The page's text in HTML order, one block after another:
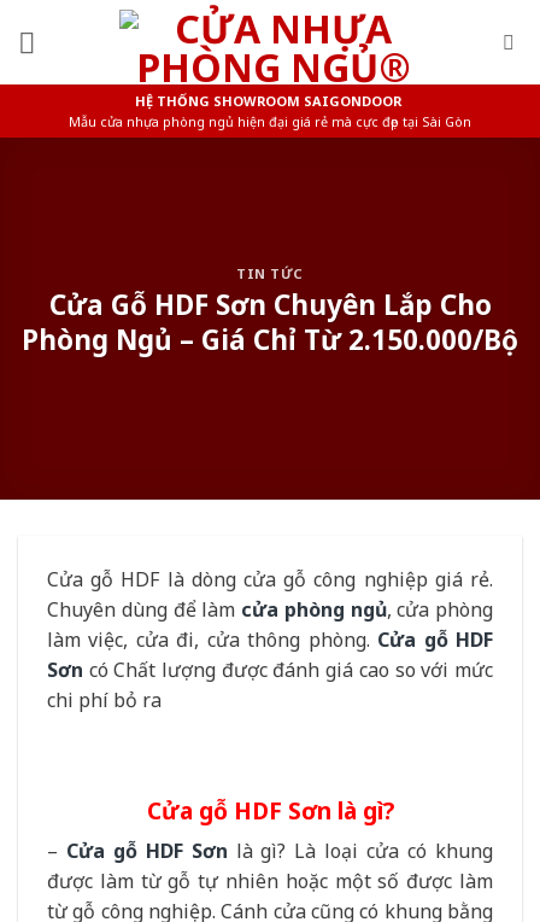
HỆ THỐNG SHOWROOM SAIGONDOOR
Mẫu cửa nhựa phòng ngủ hiện đại giá rẻ mà cực đẹp tại Sài Gòn
TIN TỨC
Cửa Gỗ HDF Sơn Chuyên Lắp Cho
Phòng Ngủ – Giá Chỉ Từ 2.150.000/Bộ
Cửa gỗ HDF là dòng cửa gỗ công nghiệp giá rẻ.
Chuyên dùng để làm cửa phòng ngủ, cửa phòng
làm việc, cửa đi, cửa thông phòng. Cửa gỗ HDF
Sơn có Chất lượng được đánh giá cao so với mức
chi phí bỏ ra
Cửa gỗ HDF Sơn là gì?
– Cửa gỗ HDF Sơn là gì? Là loại cửa có khung
được làm từ gỗ tự nhiên hoặc một số được làm
từ gỗ công nghiệp. Cánh cửa cũng có khung bằng